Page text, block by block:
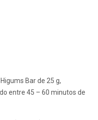
Bar de 25 g,
entre 45 – 60 minutos de